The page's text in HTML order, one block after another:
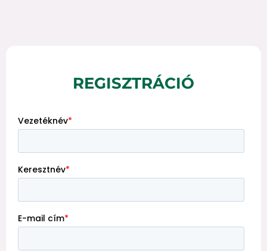
REGISZTRÁCIÓ